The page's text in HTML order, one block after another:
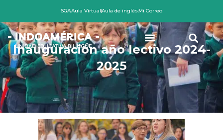
contenido
SGAAula VirtualAula de inglésMi Correo
Inauguración año lectivo 2024-
2025